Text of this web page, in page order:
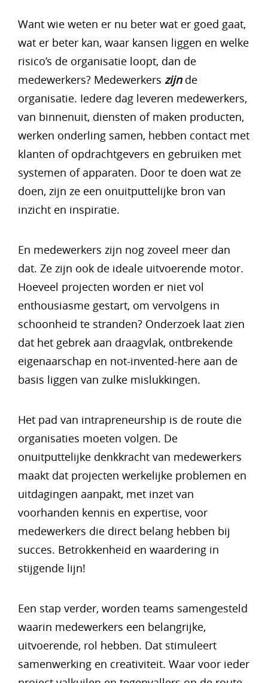
Want wie weten er nu beter wat er goed gaat,
wat er beter kan, waar kansen liggen en welke
risico’s de organisatie loopt, dan de
medewerkers? Medewerkers zijnde
organisatie. Iedere dag leveren medewerkers,
van binnenuit, diensten of maken producten,
werken onderling samen, hebben contact met
klanten of opdrachtgevers en gebruiken met
systemen of apparaten. Door te doen wat ze
doen, zijn ze een onuitputtelijke bron van
inzicht en inspiratie.
En medewerkers zijn nog zoveel meer dan
dat. Ze zijn ook de ideale uitvoerende motor.
Hoeveel projecten worden er niet vol
enthousiasme gestart, om vervolgens in
schoonheid te stranden? Onderzoek laat zien
dat het gebrek aan draagvlak, ontbrekende
eigenaarschap en not-invented-here aan de
basis liggen van zulke mislukkingen.
Het pad van intrapreneurship is de route die
organisaties moeten volgen. De
onuitputtelijke denkkracht van medewerkers
maakt dat projecten werkelijke problemen en
uitdagingen aanpakt, met inzet van
voorhanden kennis en expertise, voor
medewerkers die direct belang hebben bij
succes. Betrokkenheid en waardering in
stijgende lijn!
Een stap verder, worden teams samengesteld
waarin medewerkers een belangrijke,
uitvoerende, rol hebben. Dat stimuleert
samenwerking en creativiteit. Waar voor ieder